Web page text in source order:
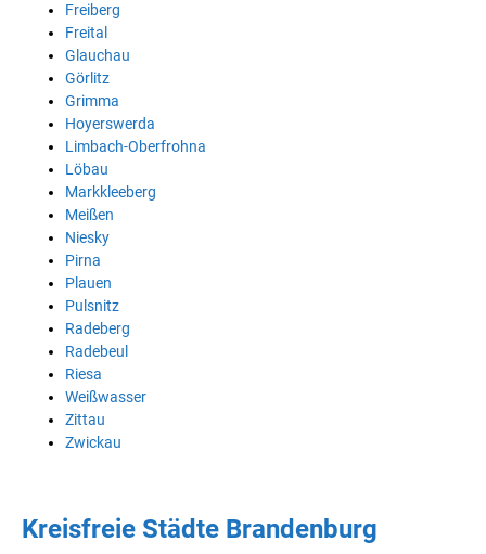
Freiberg
Freital
Glauchau
Görlitz
Grimma
Hoyerswerda
Limbach-Oberfrohna
Löbau
Markkleeberg
Meißen
Niesky
Pirna
Plauen
Pulsnitz
Radeberg
Radebeul
Riesa
Weißwasser
Zittau
Zwickau
Kreisfreie Städte Brandenburg